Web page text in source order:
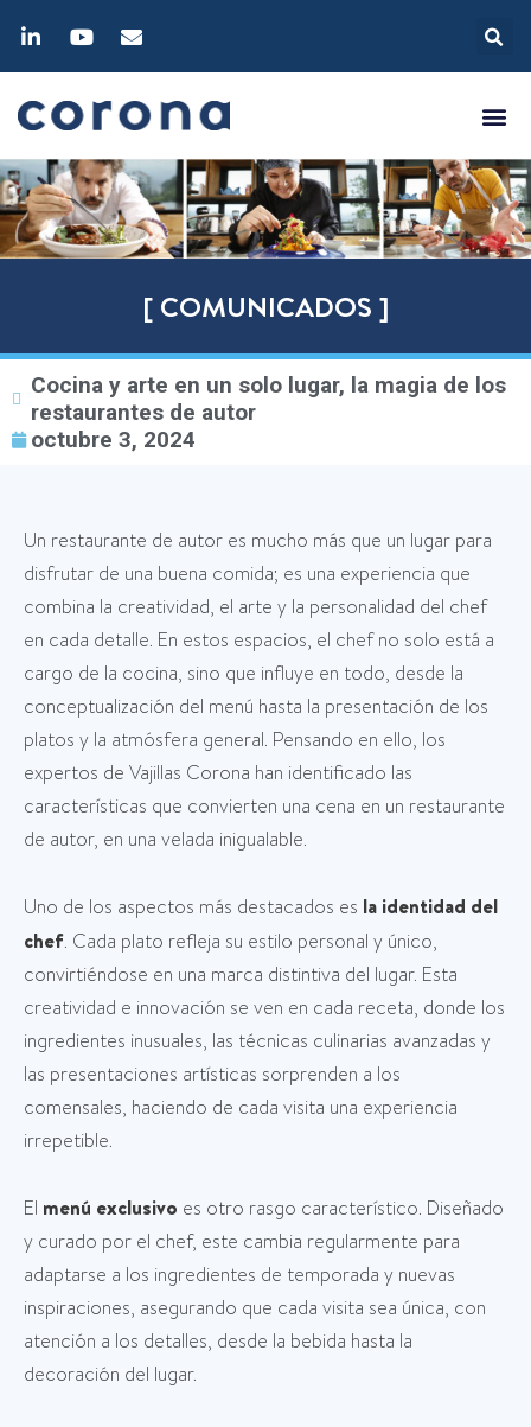
[ COMUNICADOS ]
Cocina y arte en un solo lugar, la magia de los
restaurantes de autor
octubre 3, 2024
Un restaurante de autor es mucho más que un lugar para
disfrutar de una buena comida; es una experiencia que
combina la creatividad, el arte y la personalidad del chef
en cada detalle. En estos espacios, el chef no solo está a
cargo de la cocina, sino que influye en todo, desde la
conceptualización del menú hasta la presentación de los
platos y la atmósfera general. Pensando en ello, los
expertos de Vajillas Corona han identificado las
características que convierten una cena en un restaurante
de autor, en una velada inigualable.
Uno de los aspectos más destacados es la identidad del
chef. Cada plato refleja su estilo personal y único,
convirtiéndose en una marca distintiva del lugar. Esta
creatividad e innovación se ven en cada receta, donde los
ingredientes inusuales, las técnicas culinarias avanzadas y
las presentaciones artísticas sorprenden a los
comensales, haciendo de cada visita una experiencia
irrepetible.
El menú exclusivo es otro rasgo característico. Diseñado
y curado por el chef, este cambia regularmente para
adaptarse a los ingredientes de temporada y nuevas
inspiraciones, asegurando que cada visita sea única, con
atención a los detalles, desde la bebida hasta la
decoración del lugar.